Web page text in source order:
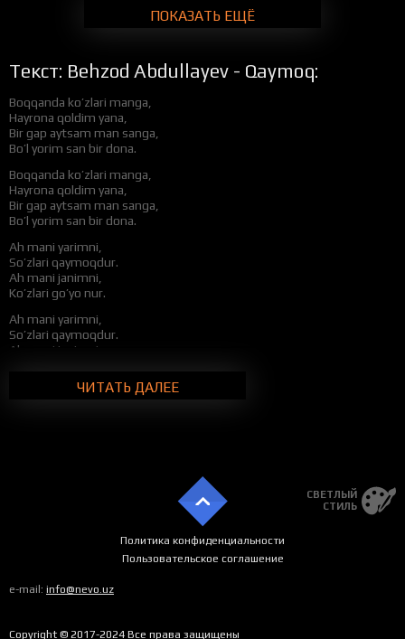
ПОКАЗАТЬ ЕЩЁ
Текст: Behzod Abdullayev - Qaymoq:
Boqqanda ko’zlari manga,
Hayrona qoldim yana,
Bir gap aytsam man sanga,
Bo’l yorim san bir dona.
Boqqanda ko’zlari manga,
Hayrona qoldim yana,
Bir gap aytsam man sanga,
Bo’l yorim san bir dona.
Ah mani yarimni,
So’zlari qaymoqdur.
Ah mani janimni,
Ko’zlari go’yo nur.
Ah mani yarimni,
So’zlari qaymoqdur.
Ah mani janimni,
Yaqadi so’zlar manga,
Ko’zlari go’yo nur.
ЧИТАТЬ ДАЛЕЕ
СВЕТЛЫЙ
СТИЛЬ
Политика конфиденциальности
Пользовательское соглашение
e-mail: info@nevo.uz
Copyright © 2017-2024 Все права защищены